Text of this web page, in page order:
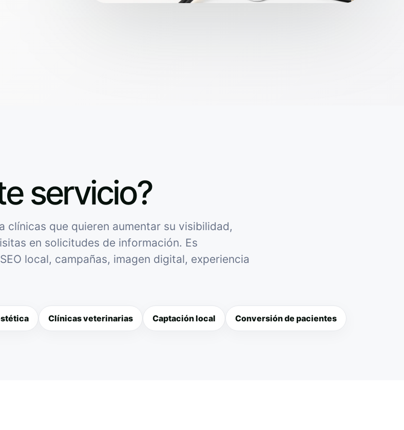
servicio?
clínicas que quieren aumentar su visibilidad,
en solicitudes de información. Es
local, campañas, imagen digital, experiencia
Clínicas veterinarias Captación local Conversión de pacientes